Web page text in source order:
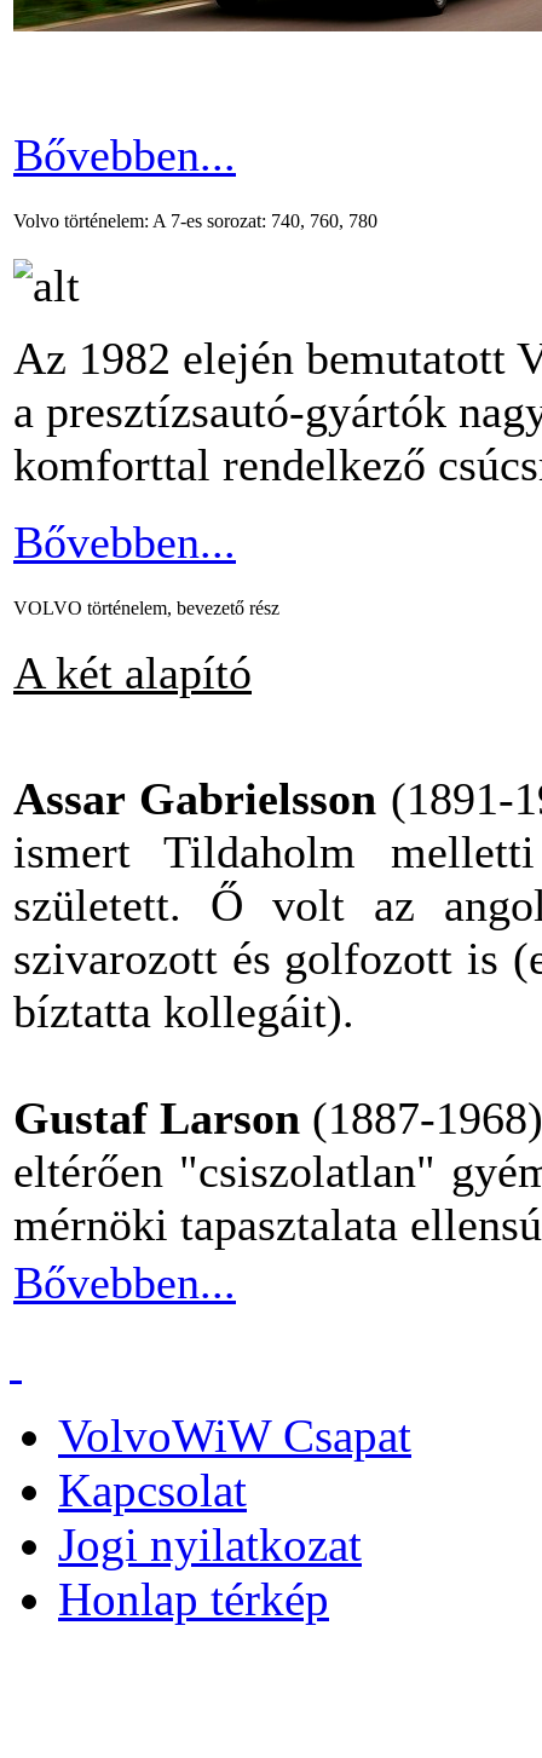
Bővebben...
Volvo történelem: A 7-es sorozat: 740, 760, 780
Az 1982 elején bemutatott
a presztízsautó-gyártók
komforttal rendelkező
Bővebben...
VOLVO történelem, bevezető rész
A két alapító
Assar Gabrielsson (1891-
ismert Tildaholm
született. Ő volt az
szivarozott és golfozott is
bíztatta kollegáit).
Gustaf Larson (1887-
eltérően "csiszolatlan"
mérnöki tapasztalata
Bővebben...
VolvoWiW Csapat
Kapcsolat
Jogi nyilatkozat
Honlap térkép